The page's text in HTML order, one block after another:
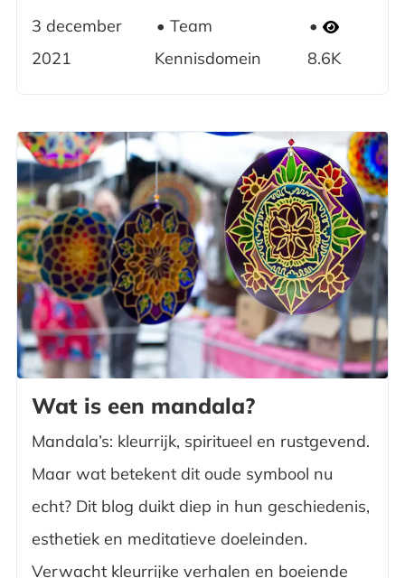
3 december
2021
Team
Kennisdomein
8.6K
Wat is een mandala?
Mandala’s: kleurrijk, spiritueel en rustgevend.
Maar wat betekent dit oude symbool nu
echt? Dit blog duikt diep in hun geschiedenis,
esthetiek en meditatieve doeleinden.
Verwacht kleurrijke verhalen en boeiende